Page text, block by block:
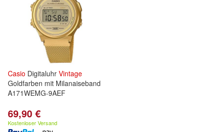
Casio Digitaluhr Vintage
Goldfarben mit Milanaiseband
A171WEMG-9AEF
69,90 €
Kostenloser Versand